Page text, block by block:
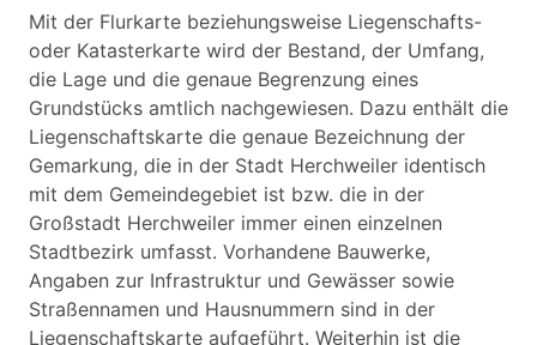
Mit der Flurkarte beziehungsweise Liegenschafts-
oder Katasterkarte wird der Bestand, der Umfang,
die Lage und die genaue Begrenzung eines
Grundstücks amtlich nachgewiesen. Dazu enthält die
Liegenschaftskarte die genaue Bezeichnung der
Gemarkung, die in der Stadt Herchweiler identisch
mit dem Gemeindegebiet ist bzw. die in der
Großstadt Herchweiler immer einen einzelnen
Stadtbezirk umfasst. Vorhandene Bauwerke,
Angaben zur Infrastruktur und Gewässer sowie
Straßennamen und Hausnummern sind in der
Liegenschaftskarte aufgeführt. Weiterhin ist die